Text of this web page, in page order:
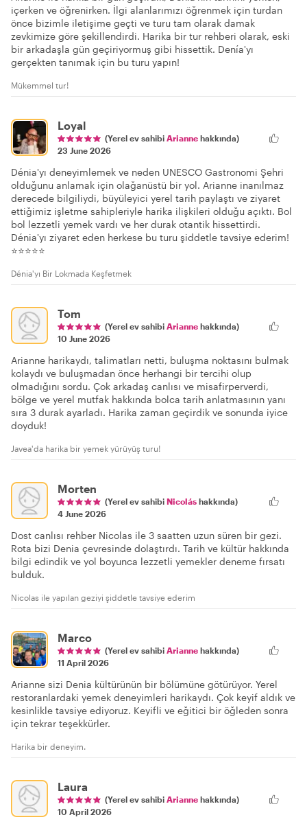
içerken ve öğrenirken. İlgi alanlarımızı öğrenmek için turdan
önce bizimle iletişime geçti ve turu tam olarak damak
zevkimize göre şekillendirdi. Harika bir tur rehberi olarak, eski
bir arkadaşla gün geçiriyormuş gibi hissettik. Denía'yı
gerçekten tanımak için bu turu yapın!
Mükemmel tur!
Loyal
(Yerel ev sahibi Arianne hakkında)
23 June 2026
Dénia'yı deneyimlemek ve neden UNESCO Gastronomi Şehri
olduğunu anlamak için olağanüstü bir yol. Arianne inanılmaz
derecede bilgiliydi, büyüleyici yerel tarih paylaştı ve ziyaret
ettiğimiz işletme sahipleriyle harika ilişkileri olduğu açıktı. Bol
bol lezzetli yemek vardı ve her durak otantik hissettirdi.
Dénia'yı ziyaret eden herkese bu turu şiddetle tavsiye ederim!
⭐⭐⭐⭐⭐
Dénia'yı Bir Lokmada Keşfetmek
Tom
(Yerel ev sahibi Arianne hakkında)
10 June 2026
Arianne harikaydı, talimatları netti, buluşma noktasını bulmak
kolaydı ve buluşmadan önce herhangi bir tercihi olup
olmadığını sordu. Çok arkadaş canlısı ve misafirperverdi,
bölge ve yerel mutfak hakkında bolca tarih anlatmasının yanı
sıra 3 durak ayarladı. Harika zaman geçirdik ve sonunda iyice
doyduk!
Javea'da harika bir yemek yürüyüş turu!
Morten
(Yerel ev sahibi Nicolás hakkında)
4 June 2026
Dost canlısı rehber Nicolas ile 3 saatten uzun süren bir gezi.
Rota bizi Denia çevresinde dolaştırdı. Tarih ve kültür hakkında
bilgi edindik ve yol boyunca lezzetli yemekler deneme fırsatı
bulduk.
Nicolas ile yapılan geziyi şiddetle tavsiye ederim
Marco
(Yerel ev sahibi Arianne hakkında)
11 April 2026
Arianne sizi Denia kültürünün bir bölümüne götürüyor. Yerel
restoranlardaki yemek deneyimleri harikaydı. Çok keyif aldık ve
kesinlikle tavsiye ediyoruz. Keyifli ve eğitici bir öğleden sonra
için tekrar teşekkürler.
Harika bir deneyim.
Laura
(Yerel ev sahibi Arianne hakkında)
10 April 2026